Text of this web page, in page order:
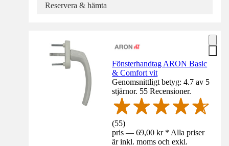
Reservera & hämta
Fönsterhandtag ARON Basic
& Comfort vit
Genomsnittligt betyg: 4.7 av 5
stjärnor. 55 Recensioner.
(55)
pris — 69,00 kr * Alla priser
är inkl. moms och exkl.